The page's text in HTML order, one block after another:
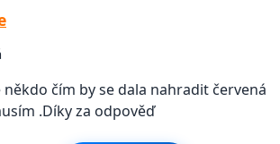
čím by se dala nahradit červená
.Díky za odpověď